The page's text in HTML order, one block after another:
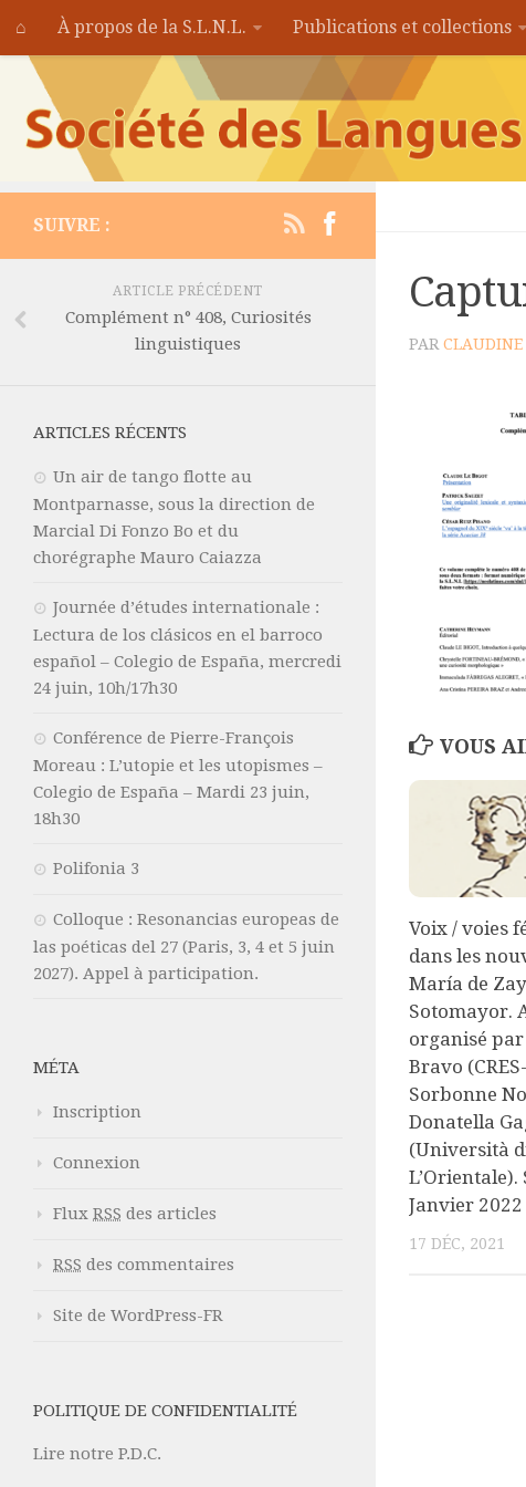
⌂ À propos de la S.L.N.L. Publications et collections
PAR
VOUS
Voix / voies
dans les
María de
Sotomayor.
organisé
Bravo
Sorbonne
Donatella
(Università
L’Orientale).
Janvier
17 DÉC, 2021
SUIVRE :
ARTICLE PRÉCÉDENT
Complément n° 408, Curiosités
linguistiques
ARTICLES RÉCENTS
Un air de tango flotte au
Montparnasse, sous la direction de
Marcial Di Fonzo Bo et du
chorégraphe Mauro Caiazza
Journée d’études internationale :
Lectura de los clásicos en el barroco
español – Colegio de España, mercredi
24 juin, 10h/17h30
Conférence de Pierre-François
Moreau : L’utopie et les utopismes –
Colegio de España – Mardi 23 juin,
18h30
Polifonia 3
Colloque : Resonancias europeas de
las poéticas del 27 (Paris, 3, 4 et 5 juin
2027). Appel à participation.
MÉTA
Inscription
Connexion
Flux RSS des articles
RSS des commentaires
Site de WordPress-FR
POLITIQUE DE CONFIDENTIALITÉ
Lire notre P.D.C.